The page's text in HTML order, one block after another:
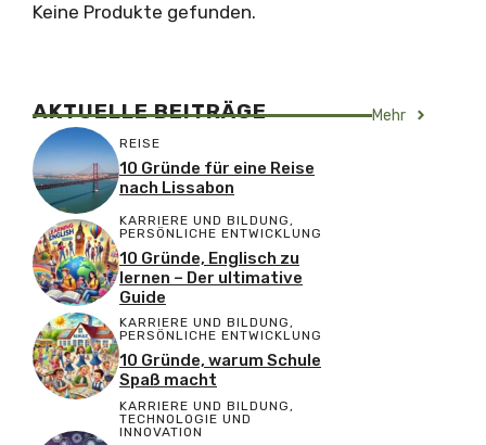
Keine Produkte gefunden.
AKTUELLE BEITRÄGE Mehr
REISE
10 Gründe für eine Reise
nach Lissabon
KARRIERE UND BILDUNG ,
PERSÖNLICHE ENTWICKLUNG
10 Gründe, Englisch zu
lernen – Der ultimative
Guide
KARRIERE UND BILDUNG,
PERSÖNLICHE ENTWICKLUNG
10 Gründe, warum Schule
Spaß macht
KARRIERE UND BILDUNG ,
TECHNOLOGIE UND
INNOVATION